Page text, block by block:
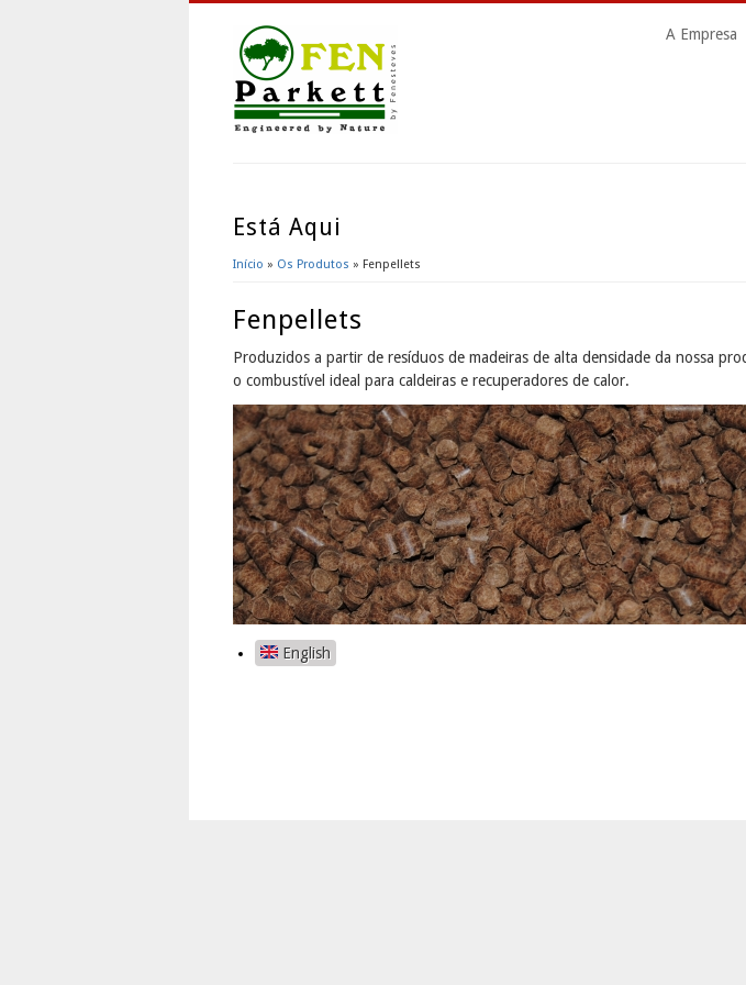
A Empresa
Está Aqui
Início » Os Produtos » Fenpellets
Fenpellets
Produzidos a partir de resíduos de madeiras de alta densidade da nossa
o combustível ideal para caldeiras e recuperadores de calor.
English